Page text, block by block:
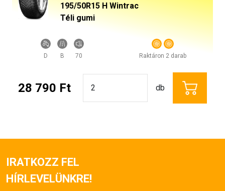
195/50R15 H Wintrac
Téli gumi
D B 70 Raktáron 2 darab
28 790 Ft db
IRATKOZZ FEL
HÍRLEVELÜNKRE!